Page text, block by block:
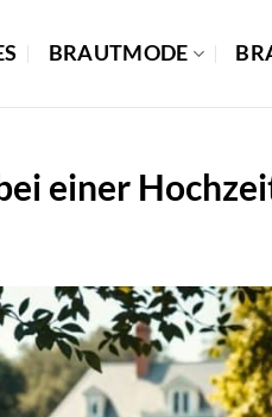
BRAUTMODE
einer